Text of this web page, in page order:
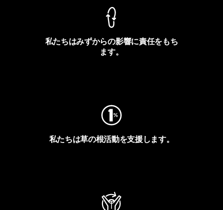
私たちはみずからの影響に責任をもち
ます。
私たちは草の根活動を支援します。